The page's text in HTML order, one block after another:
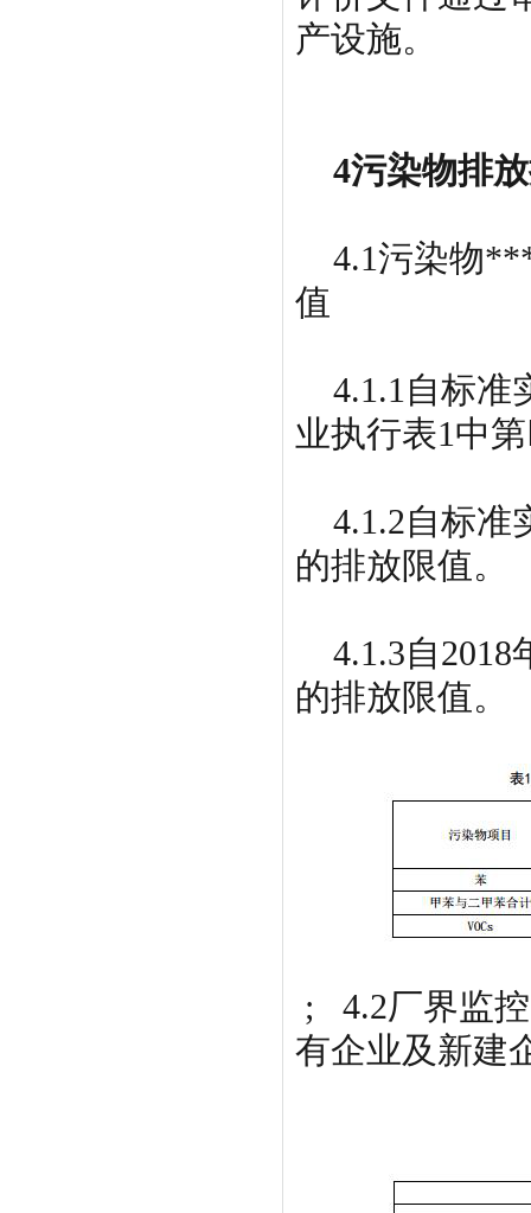
产设施。
4污染物排
4.1污染物
值
4.1.1自标准
业执行表1中
4.1.2自标准
的排放限值。
4.1.3自2018年
的排放限值。
; 4.2厂
有企业及新建企